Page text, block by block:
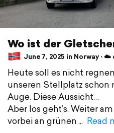
Wo ist der
June 7, 2025 in Norway ⋅ ☁️
Heute soll es nicht
unseren Stellplatz
Auge. Diese Aussicht…
Aber los geht’s. Weiter
vorbei an grünen
Read